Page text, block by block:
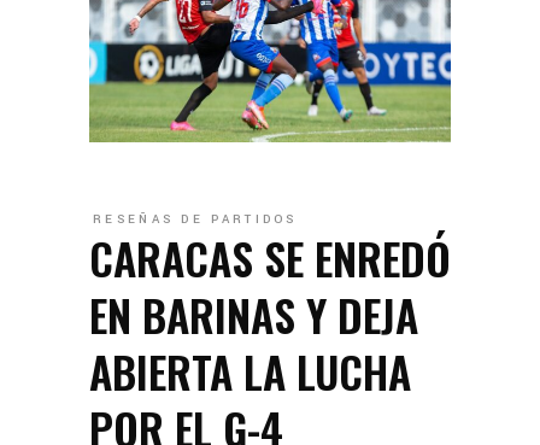
RESEÑAS DE PARTIDOS
CARACAS SE ENREDÓ
EN BARINAS Y DEJA
ABIERTA LA LUCHA
POR EL G-4